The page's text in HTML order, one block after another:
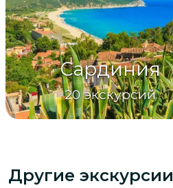
Сардиния
20 экскурсий
Другие экскурсии